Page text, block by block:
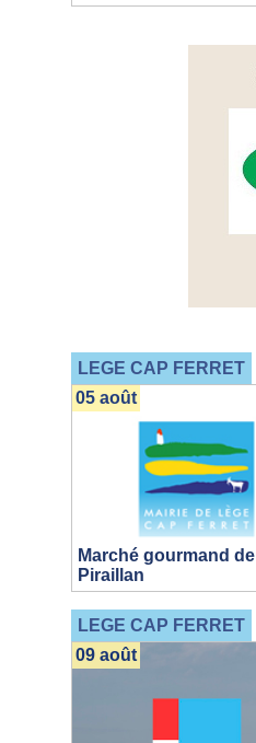
LEGE CAP FERRET
Marché gourmand de
Piraillan
05 août
LEGE CAP FERRET
09 août